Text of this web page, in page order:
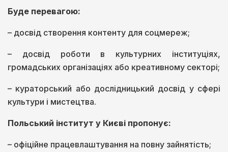
Буде перевагою:
– досвід створення контенту для соцмереж;
– досвід роботи в культурних інституціях,
громадських організаціях або креативному секторі;
– кураторський або дослідницький досвід у сфері
культури і мистецтва.
Польський інститут у Києві пропонує:
– офіційне працевлаштування на повну зайнятість;